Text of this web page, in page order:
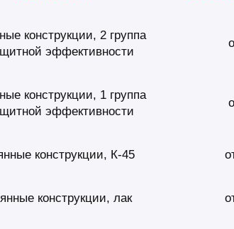
конструкции, 2 группа
эффективности
конструкции, 1 группа
эффективности
конструкции, К-45
конструкции, лак